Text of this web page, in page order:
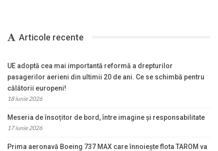
Articole recente
UE adoptă cea mai importantă reformă a drepturilor
pasagerilor aerieni din ultimii 20 de ani. Ce se schimbă pentru
călătorii europeni!
18 iunie 2026
Meseria de însoțitor de bord, între imagine și responsabilitate
17 iunie 2026
Prima aeronavă Boeing 737 MAX care înnoiește flota TAROM va